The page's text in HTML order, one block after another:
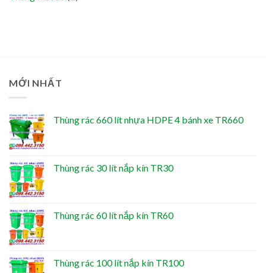
MỚI NHẤT
Thùng rác 660 lít nhựa HDPE 4 bánh xe TR660
Thùng rác 30 lít nắp kín TR30
Thùng rác 60 lít nắp kín TR60
Thùng rác 100 lít nắp kín TR100